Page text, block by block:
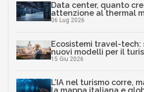
Data center, quanto
attenzione al thermal
06 Lug 2026
Ecosistemi travel-tech:
nuovi modelli per il
15 Giu 2026
L’IA nel turismo corre,